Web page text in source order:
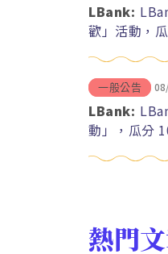
LBank:
歡」活動，
一般公告
LBank:
動」，瓜分
熱門